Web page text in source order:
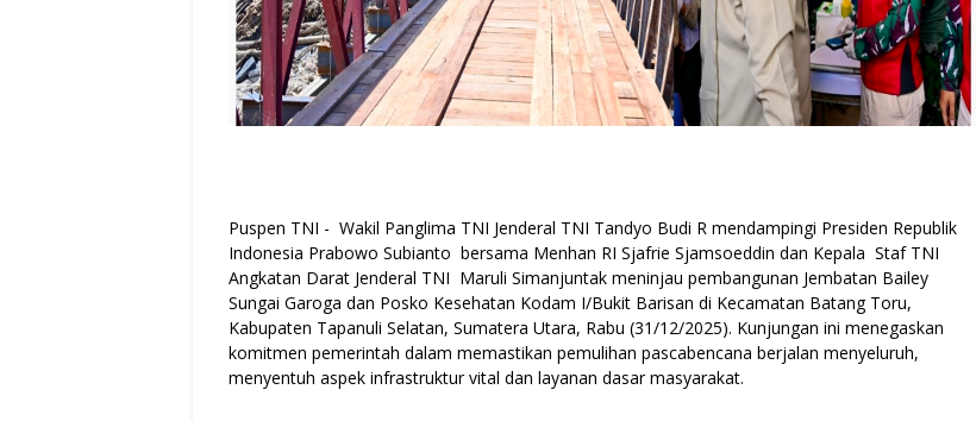
Puspen TNI - Wakil Panglima TNI Jenderal TNI Tandyo Budi R mendampingi Presiden Republik
Indonesia Prabowo Subianto bersama Menhan RI Sjafrie Sjamsoeddin dan Kepala Staf TNI
Angkatan Darat Jenderal TNI Maruli Simanjuntak meninjau pembangunan Jembatan Bailey
Sungai Garoga dan Posko Kesehatan Kodam I/Bukit Barisan di Kecamatan Batang Toru,
Kabupaten Tapanuli Selatan, Sumatera Utara, Rabu (31/12/2025). Kunjungan ini menegaskan
komitmen pemerintah dalam memastikan pemulihan pascabencana berjalan menyeluruh,
menyentuh aspek infrastruktur vital dan layanan dasar masyarakat.